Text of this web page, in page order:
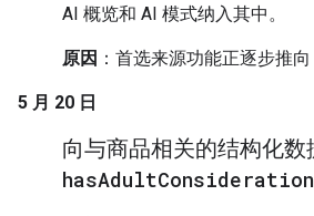
AI 概览和 AI 模式纳入其中。
原因 ：首选来源功能正逐步推向
5 月 20 日
向与商品相关的结构化数
hasAdultConsideration